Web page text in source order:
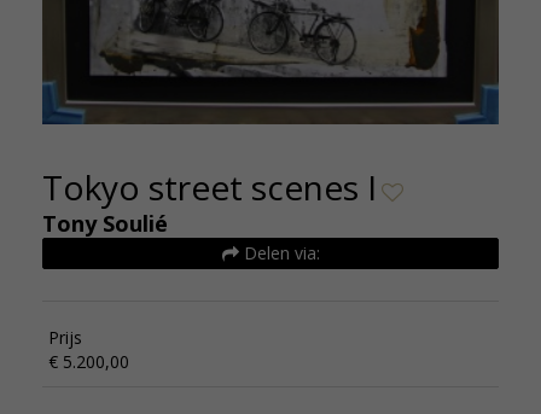
Tokyo street scenes I
Tony Soulié
Delen via:
Prijs
€ 5.200,00